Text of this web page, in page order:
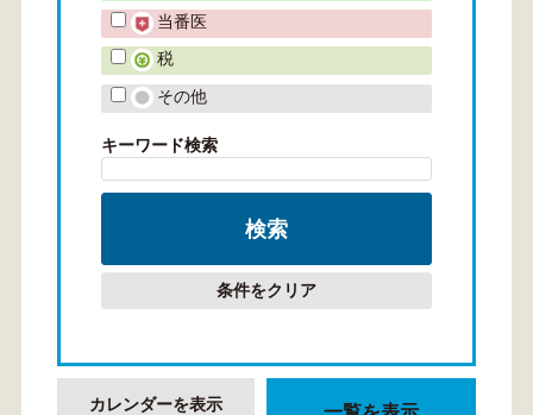
当番医
税
その他
キーワード検索
条件をクリア
カレンダーを表示